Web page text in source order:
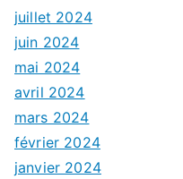
juillet 2024
juin 2024
mai 2024
avril 2024
mars 2024
février 2024
janvier 2024